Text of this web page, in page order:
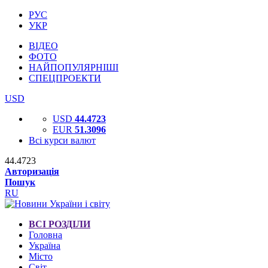
РУС
УКР
ВІДЕО
ФОТО
НАЙПОПУЛЯРНІШІ
СПЕЦПРОЕКТИ
USD
USD 44.4723
EUR 51.3096
Всі курси валют
44.4723
Авторизація
Пошук
RU
ВСІ РОЗДІЛИ
Головна
Україна
Місто